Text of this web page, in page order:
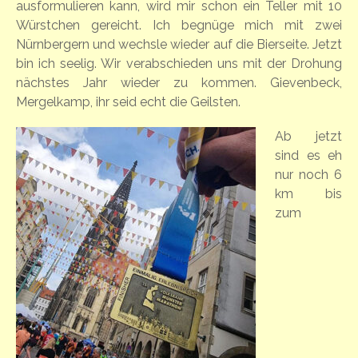
ausformulieren kann, wird mir schon ein Teller mit 10
Würstchen gereicht. Ich begnüge mich mit zwei
Nürnbergern und wechsle wieder auf die Bierseite. Jetzt
bin ich seelig. Wir verabschieden uns mit der Drohung
nächstes Jahr wieder zu kommen. Gievenbeck,
Mergelkamp, ihr seid echt die Geilsten.
Ab jetzt
sind es eh
nur noch 6
km bis
zum